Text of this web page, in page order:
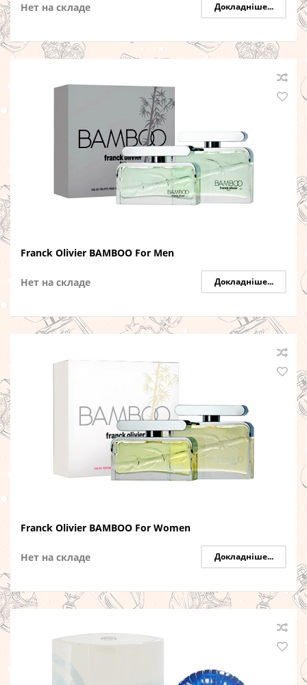
Нет на складе Докладніше...
Franck Olivier BAMBOO For Men
Нет на складе Докладніше...
Franck Olivier BAMBOO For Women
Нет на складе Докладніше...